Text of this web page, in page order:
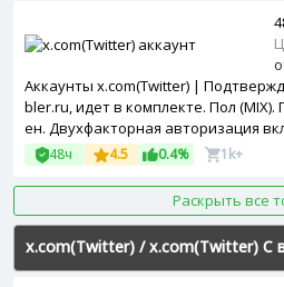
Аккаунты x.com(Twitter) |
bler.ru, идет в комплекте. Пол
ен. Двухфакторная авторизация
е. Зарегистрированы с MIX ip.
48ч 4.5 0.4% 1k+
Раскрыть все
x.com(Twitter) /x.com(Twitter) С